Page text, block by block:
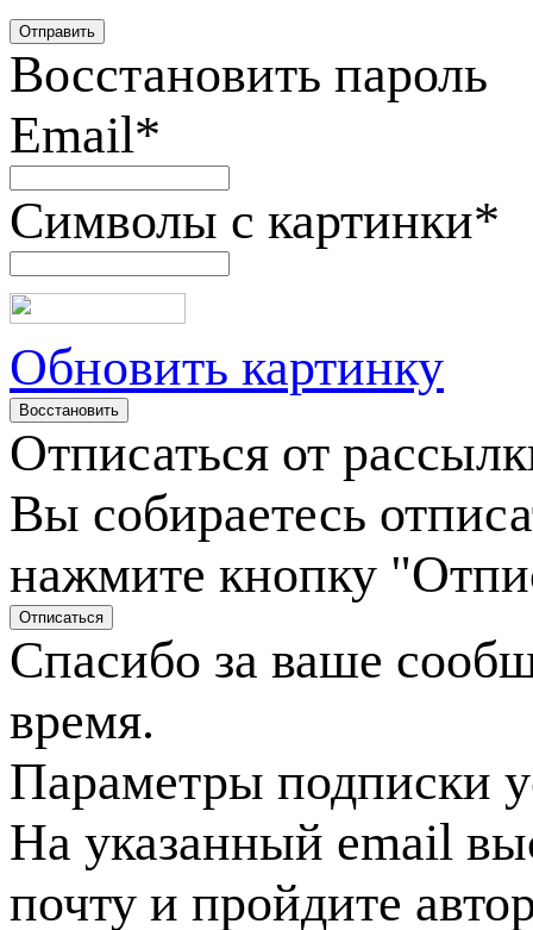
Восстановить пароль
Email*
Символы с картинки*
Обновить картинку
Отписаться от
Вы собираетесь
нажмите кнопку
Спасибо за ваше
время.
Параметры подписки
На указанный email
почту и пройдите